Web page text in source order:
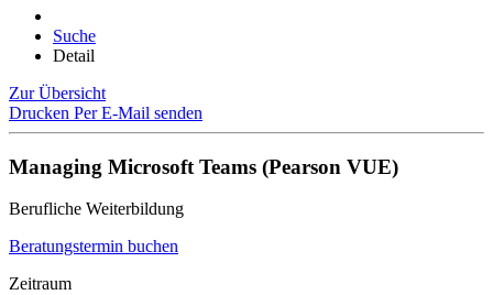
Suche
Detail
Zur Übersicht
Drucken Per E-Mail senden
Managing Microsoft Teams (Pearson VUE)
Berufliche Weiterbildung
Beratungstermin buchen
Zeitraum